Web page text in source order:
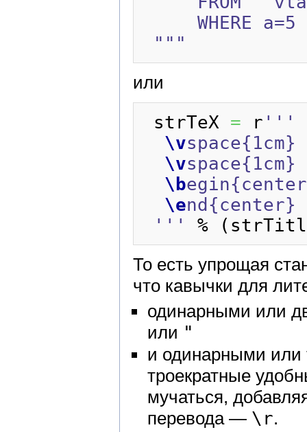
"""
или
strTeX = r '''
\v
\vspace{1cm}
\b
\end{center}
'''
% (
То есть упрощая
что кавычки для
одинарными или
или "
и одинарными или
троекратные
мучаться,
перевода — \r.